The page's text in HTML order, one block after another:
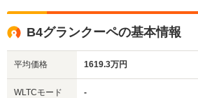
サイズ
(全長x全幅x全高)
全高
1.85m
B4グランクーペの基本情報
平均価格 1619.3万円
WLTCモード
-